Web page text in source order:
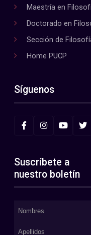
Maestría en
Doctorado en
Sección de
Home PUCP
Síguenos
Suscríbete a
nuestro boletín